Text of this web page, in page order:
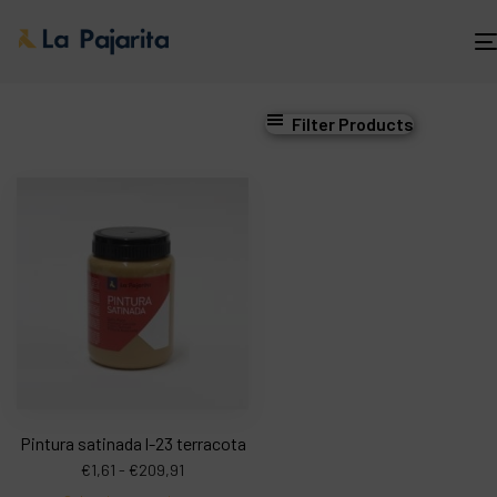
Filter Products
Pintura satinada l-23 terracota
€1,61 - €209,91